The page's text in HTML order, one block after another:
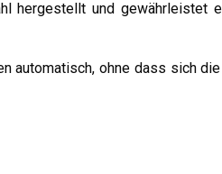
hergestellt und gewährleistet
automatisch, ohne dass sich